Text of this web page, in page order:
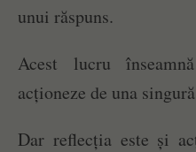
unui răspuns.
Acest lucru
acționeze de una
Dar reflecția este și